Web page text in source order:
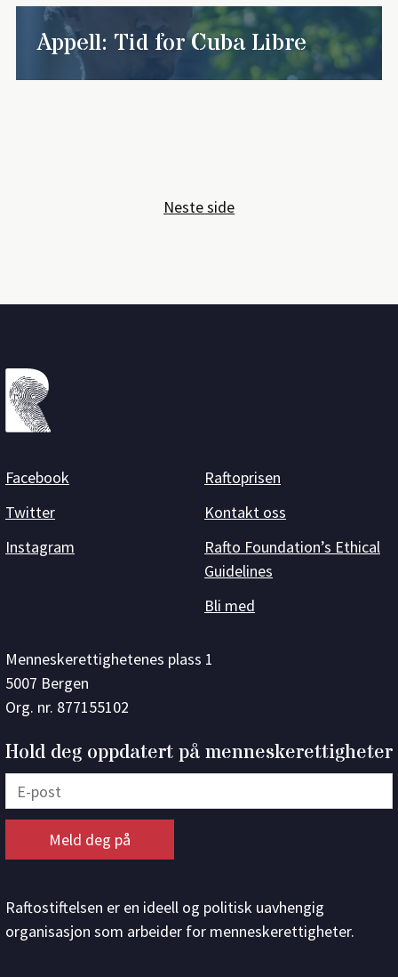
Appell: Tid for Cuba Libre
Neste side
Facebook
Twitter
Instagram
Raftoprisen
Kontakt oss
Rafto Foundation’s Ethical
Guidelines
Bli med
Menneskerettighetenes plass 1
5007 Bergen
Org. nr. 877155102
Hold deg oppdatert på menneskerettigheter
Raftostiftelsen er en ideell og politisk uavhengig
organisasjon som arbeider for menneskerettigheter.